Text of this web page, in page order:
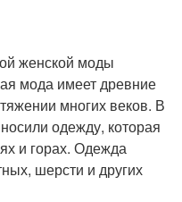
женской моды
мода имеет древние
многих веков. В
одежду, которая
и горах. Одежда
шерсти и других